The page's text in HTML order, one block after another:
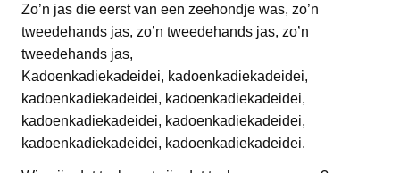
Zo’n jas die eerst van een zeehondje was, zo’n
tweedehands jas, zo’n tweedehands jas, zo’n
tweedehands jas,
Kadoenkadiekadeidei, kadoenkadiekadeidei,
kadoenkadiekadeidei, kadoenkadiekadeidei,
kadoenkadiekadeidei, kadoenkadiekadeidei,
kadoenkadiekadeidei, kadoenkadiekadeidei.